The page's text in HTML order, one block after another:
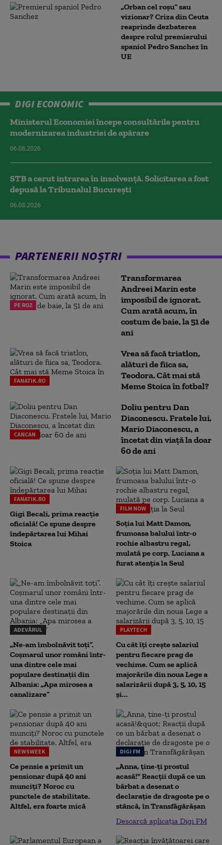
„Orban cel roșu” sau
vizionar? Criza din Ceuta
reaprinde dezbaterea
despre rolul premierului
spaniol Pedro Sanchez în
UE
DIGI ECONOMIC
Ministerul Economiei începe consultările pentru
modernizarea industriei de apărare
06.08.2026
STB a cerut intrarea în insolvență. Solicitarea a fost
depusă la Tribunalul București
06.08.2026
PARTENERII NOȘTRI
PE ROZ
Transformarea
Andreei Marin este
imposibil de ignorat.
Cum arată acum, în
costum de baie, la 51 de
ani
FANATIK.RO
Vrea să facă triatlon,
alături de fiica sa,
Teodora. Cât mai stă
Meme Stoica în fotbal?
CANCAN
Doliu pentru Dan
Diaconescu. Fratele lui,
Mario Diaconescu, a
încetat din viață la doar
60 de ani
FANATIK.RO
Gigi Becali, prima reacție
oficială! Ce spune despre
îndepărtarea lui Mihai
Stoica
FILM NOW
Soția lui Matt Damon,
frumoasa balului într-o
rochie albastru regal,
mulată pe corp. Luciana a
furat atenția la Seul
ADEVĂRUL
„Ne-am îmbolnăvit toți”.
Coșmarul unor români într-
una dintre cele mai
populare destinații din
Albania: „Apa mirosea a
canalizare”
PLAYTECH
Cu cât îți crește salariul
pentru fiecare prag de
vechime. Cum se aplică
majorările din noua Lege a
salarizării după 3, 5, 10, 15
și...
NEWSWEEK
Ce pensie a primit un
pensionar după 40 ani
munciți? Noroc cu
punctele de stabilitate.
Altfel, era foarte mică
DIGI FM
„Anna, ţine-ţi prostul
acasă!" Reacţii după ce un
bărbat a desenat o
declaraţie de dragoste pe o
stâncă, în Transfăgărăşan
Descarcă aplicația Digi FM